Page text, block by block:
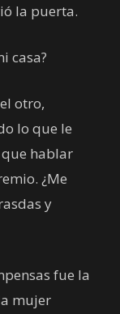
la puerta.
casa?
otro,
lo que le
hablar
¿Me
y
fue la
mujer